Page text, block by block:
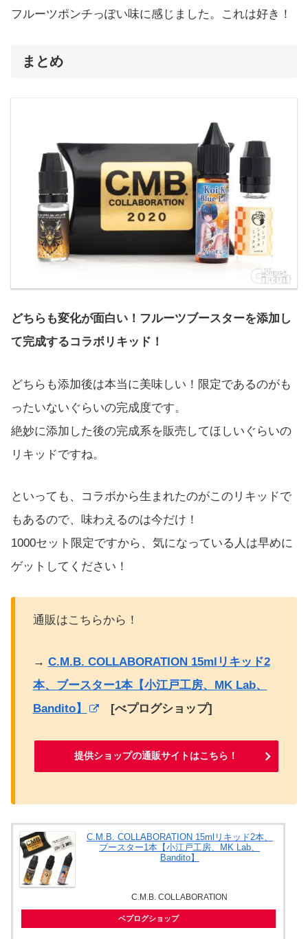
フルーツポンチっぽい味に感じました。これは好き！
まとめ
どちらも変化が面白い！フルーツブースターを添加し
て完成するコラボリキッド！
どちらも添加後は本当に美味しい！限定であるのがも
ったいないぐらいの完成度です。
絶妙に添加した後の完成系を販売してほしいぐらいの
リキッドですね。
といっても、コラボから生まれたのがこのリキッドで
もあるので、味わえるのは今だけ！
1000セット限定ですから、気になっている人は早めに
ゲットしてください！
通販はこちらから！
→ C.M.B. COLLABORATION 15mlリキッド2
本、ブースター1本【小江戸工房、MK Lab、
Bandito】
[べプログショップ]
提供ショップの通販サイトはこちら！
C.M.B. COLLABORATION 15mlリキッド2本、
ブースター1本【小江戸工房、MK Lab、
Bandito】
C.M.B. COLLABORATION
ベプログショップ